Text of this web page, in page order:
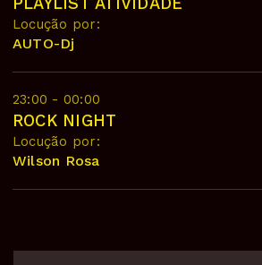
Locução por:
AUTO-Dj
23:00 - 00:00
ROCK NIGHT
Locução por:
Wilson Rosa